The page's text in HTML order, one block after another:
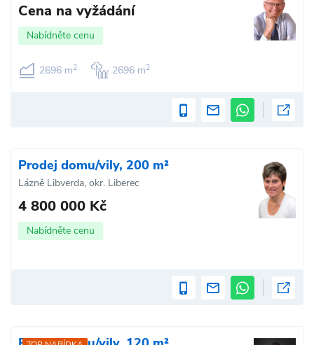
Cena na vyžádání
Nabídněte cenu
2696 m2 2696 m2
Prodej domu/vily, 200 m²
Lázně Libverda, okr. Liberec
4 800 000 Kč
Nabídněte cenu